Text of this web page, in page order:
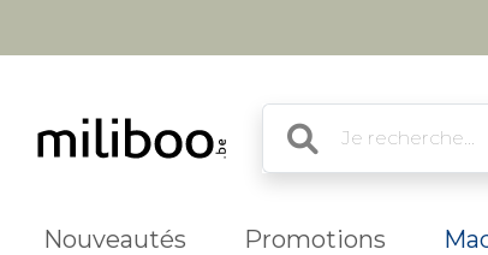
Nouveautés Promotions